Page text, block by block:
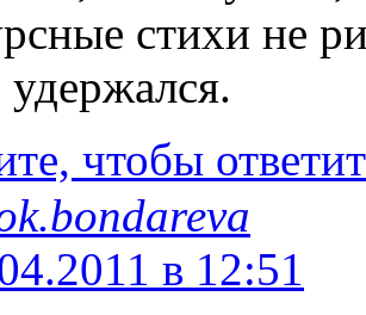
стихи не
чтобы
в 12:51